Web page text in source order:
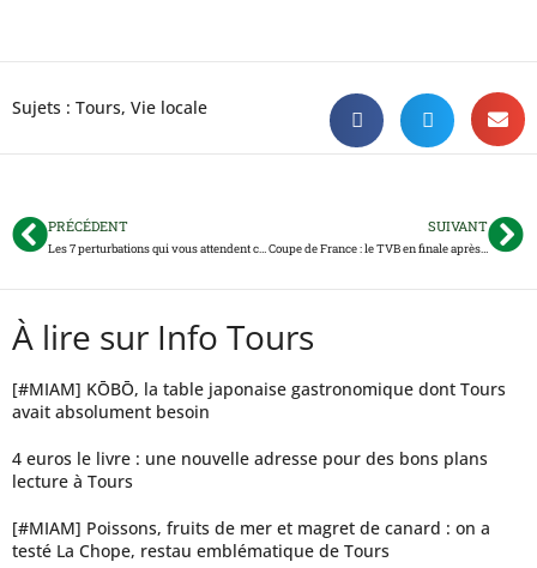
Sujets : Tours, Vie locale
PRÉCÉDENT
Les 7 perturbations qui vous attendent cette semaine sur l’A10 et l’A85
SUIVANT
Coupe de France : le TVB en finale après s’être fait peur
À lire sur Info Tours
[#MIAM] KŌBŌ, la table japonaise gastronomique dont Tours
avait absolument besoin
4 euros le livre : une nouvelle adresse pour des bons plans
lecture à Tours
[#MIAM] Poissons, fruits de mer et magret de canard : on a
testé La Chope, restau emblématique de Tours